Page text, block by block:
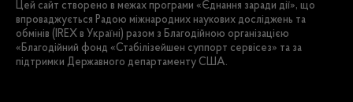
Цей сайт створено в межах програми «Єднання заради дії», що
впроваджується Радою міжнародних наукових досліджень та
обмінів (IREX в Україні) разом з Благодійною організацією
«Благодійний фонд «Стабілізейшен суппорт сервісез» та за
підтримки Державного департаменту США.